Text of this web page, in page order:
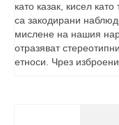
като казак, кисел
са закодирани
мислене на нашия
отразяват
етноси. Чрез